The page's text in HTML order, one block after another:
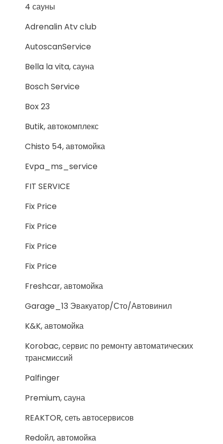
4 сауны
Adrenalin Atv club
AutoscanService
Bella la vita, сауна
Bosch Service
Box 23
Butik, автокомплекс
Chisto 54, автомойка
Evpa_ms_service
FIT SERVICE
Fix Price
Fix Price
Fix Price
Fix Price
Freshcar, автомойка
Garage_13 Эвакуатор/Сто/Автовинил
K&K, автомойка
Korobac, сервис по ремонту автоматических
трансмиссий
Palfinger
Premium, сауна
REAKTOR, сеть автосервисов
Redойл, автомойка